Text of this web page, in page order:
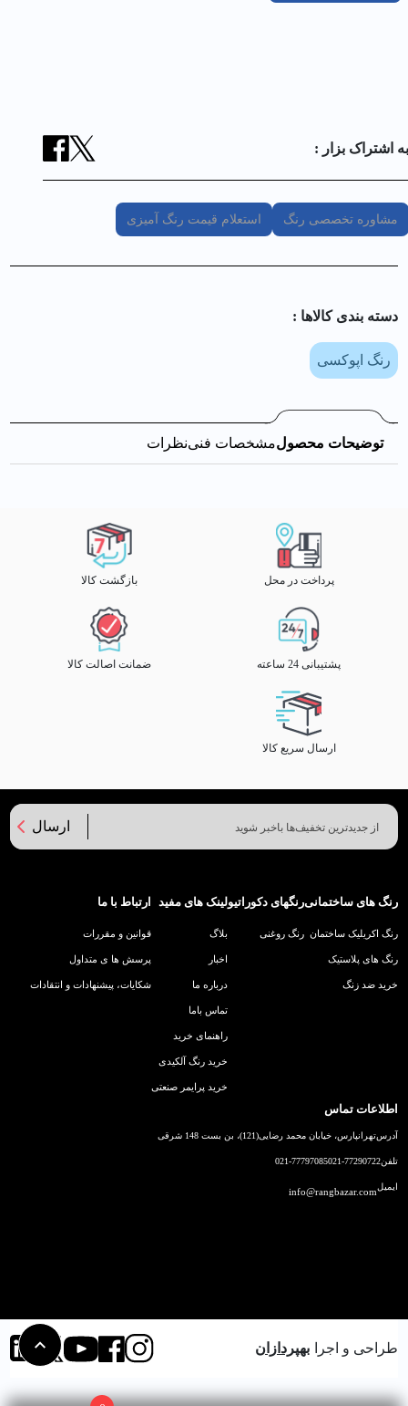
به اشتراک بزار :
مشاوره تخصصی رنگ استعلام قیمت رنگ آمیزی
دسته بندی کالا‌ها :
رنگ اپوکسی
توضیحات محصولمشخصات فنینظرات
پرداخت در محل بازگشت کالا
پشتیبانی 24 ساعته ضمانت اصالت کالا
ارسال سریع کالا
ارسال
رنگ های ساختمانی
رنگ اکریلیک ساختمان
رنگ های پلاستیک
خرید ضد زنگ
رنگهای دکوراتیو
رنگ روغنی
لینک های مفید
بلاگ
اخبار
درباره ما
تماس باما
راهنمای خرید
خرید رنگ آلکیدی
خرید پرایمر صنعتی
ارتباط با ما
قوانین و مقررات
پرسش ها ی متداول
شکایات، پیشنهادات و انتقادات
اطلاعات تماس
آدرستهرانپارس، خیابان محمد رضایی(121)، بن بست 148 شرقی
تلفن021-77290722
021-77797085
ایمیلinfo@rangbazar.com
طراحی و اجرا بهپردازان